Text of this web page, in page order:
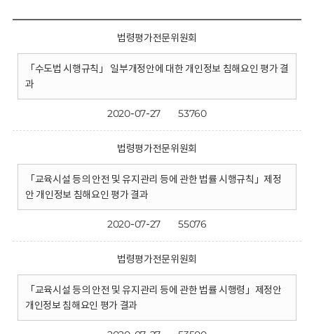
법령평가전문위원회
「수도법 시행규칙」 일부개정안에 대한 개인정보 침해요인 평가 결
과
2020-07-27 53760
법령평가전문위원회
「교육시설 등의 안전 및 유지관리 등에 관한 법률 시행규칙」제정
안 개인정보 침해요인 평가 결과
2020-07-27 55076
법령평가전문위원회
「교육시설 등의 안전 및 유지관리 등에 관한 법률 시행령」제정안
개인정보 침해요인 평가 결과